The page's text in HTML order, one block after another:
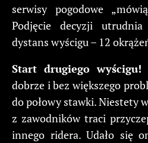
serwisy pogodowe
Podjęcie decyzji
dystans wyścigu – 12
Start drugiego wyścigu!
dobrze i bez większego
do połowy stawki. Niestety
z zawodników traci
innego ridera. Udało się